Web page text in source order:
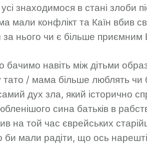
знаходимося в стані злоби
мали конфлікт та Каїн вбив
нього чи є більше приємним
навіть між дітьми
/ мама більше люблять чи
дух зла, який історично
сина батьків в
на той час єврейських
би мали радіти, що ось